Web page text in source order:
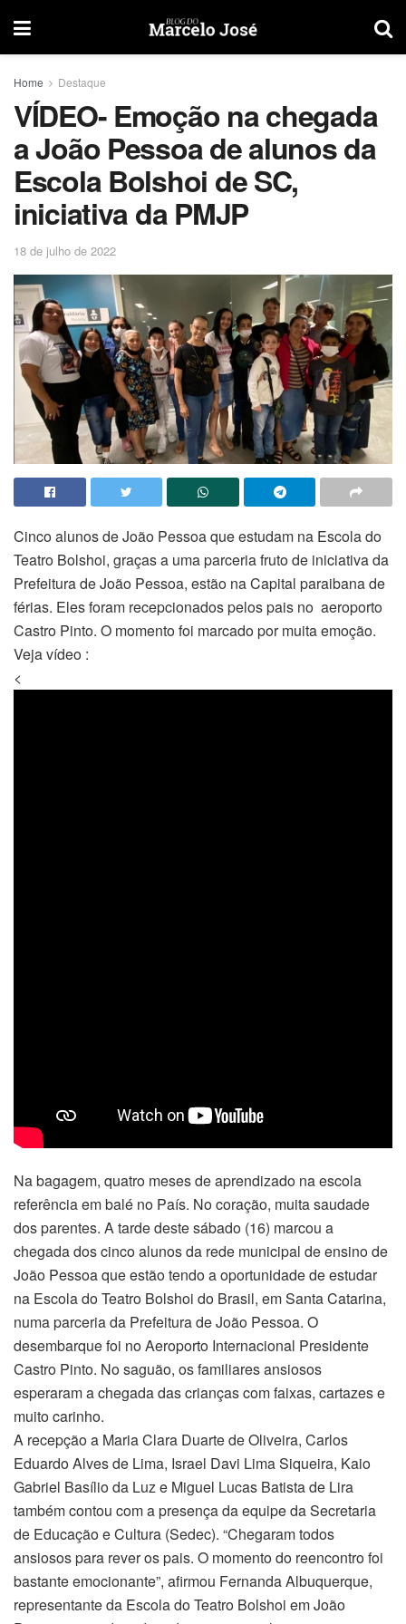
Home Destaque
VÍDEO- Emoção na chegada
a João Pessoa de alunos da
Escola Bolshoi de SC,
iniciativa da PMJP
18 de julho de 2022
Cinco alunos de João Pessoa que estudam na Escola do
Teatro Bolshoi, graças a uma parceria fruto de iniciativa da
Prefeitura de João Pessoa, estão na Capital paraibana de
férias. Eles foram recepcionados pelos pais no aeroporto
Castro Pinto. O momento foi marcado por muita emoção.
Veja vídeo :
<
Na bagagem, quatro meses de aprendizado na escola
referência em balé no País. No coração, muita saudade
dos parentes. A tarde deste sábado (16) marcou a
chegada dos cinco alunos da rede municipal de ensino de
João Pessoa que estão tendo a oportunidade de estudar
na Escola do Teatro Bolshoi do Brasil, em Santa Catarina,
numa parceria da Prefeitura de João Pessoa. O
desembarque foi no Aeroporto Internacional Presidente
Castro Pinto. No saguão, os familiares ansiosos
esperaram a chegada das crianças com faixas, cartazes e
muito carinho.
A recepção a Maria Clara Duarte de Oliveira, Carlos
Eduardo Alves de Lima, Israel Davi Lima Siqueira, Kaio
Gabriel Basílio da Luz e Miguel Lucas Batista de Lira
também contou com a presença da equipe da Secretaria
de Educação e Cultura (Sedec). “Chegaram todos
ansiosos para rever os pais. O momento do reencontro foi
bastante emocionante”, afirmou Fernanda Albuquerque,
representante da Escola do Teatro Bolshoi em João